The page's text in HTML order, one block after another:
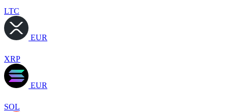
LTC
EUR
XRP
EUR
SOL